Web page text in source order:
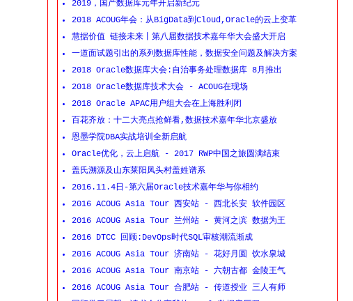
2019，国产数据库元年开启新纪元
2018 ACOUG年会：从BigData到Cloud,Oracle的云上变革
慧据价值 链接未来丨第八届数据技术嘉年华大会盛大开启
一道面试题引出的系列数据库性能，数据安全问题及解决方案
2018 Oracle数据库大会:自治事务处理数据库 8月推出
2018 Oracle数据库技术大会 - ACOUG在现场
2018 Oracle APAC用户组大会在上海胜利闭
百花齐放：十二大亮点抢鲜看,数据技术嘉年华北京盛放
恩墨学院DBA实战培训全新启航
Oracle优化，云上启航 - 2017 RWP中国之旅圆满结束
盖氏溯源及山东莱阳凤头村盖姓谱系
2016.11.4日-第六届Oracle技术嘉年华与你相约
2016 ACOUG Asia Tour 西安站 - 西北长安 软件园区
2016 ACOUG Asia Tour 兰州站 - 黄河之滨 数据为王
2016 DTCC 回顾:DevOps时代SQL审核潮流渐成
2016 ACOUG Asia Tour 济南站 - 花好月圆 饮水泉城
2016 ACOUG Asia Tour 南京站 - 六朝古都 金陵王气
2016 ACOUG Asia Tour 合肥站 - 传道授业 三人有师